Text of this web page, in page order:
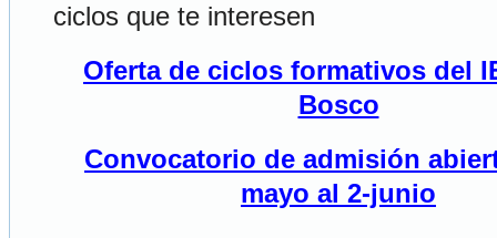
ciclos que te interesen
Oferta de ciclos formativos del
Bosco
Convocatorio de admisión
mayo al 2-junio